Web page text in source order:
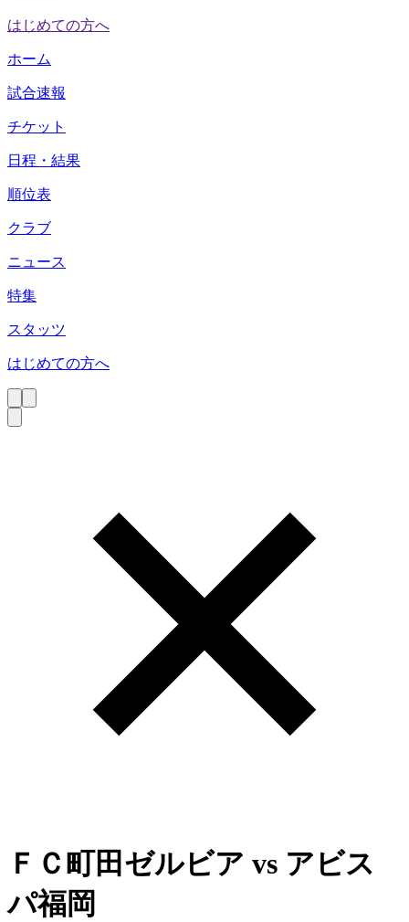
はじめての方へ
ホーム
試合速報
チケット
日程・結果
順位表
クラブ
ニュース
特集
スタッツ
はじめての方へ
ＦＣ町田ゼルビア vs アビス
パ福岡